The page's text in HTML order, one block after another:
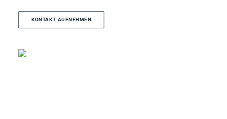
KONTAKT AUFNEHMEN